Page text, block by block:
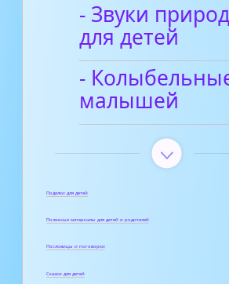
- Звуки
для детей
-
малышей
Поделки для детей
Полезные материалы для детей и родителей
Пословицы и поговорки
Сказки для детей